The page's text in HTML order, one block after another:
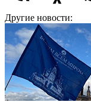
Другие новости: